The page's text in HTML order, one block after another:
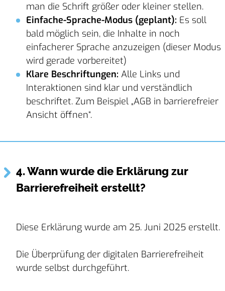
man die Schrift größer oder kleiner stellen.
Einfache-Sprache-Modus (geplant): Es soll
bald möglich sein, die Inhalte in noch
einfacherer Sprache anzuzeigen (dieser Modus
wird gerade vorbereitet)
Klare Beschriftungen: Alle Links und
Interaktionen sind klar und verständlich
beschriftet. Zum Beispiel „AGB in barrierefreier
Ansicht öffnen“.
4. Wann wurde die Erklärung zur
Barrierefreiheit erstellt?
Diese Erklärung wurde am 25. Juni 2025 erstellt.
Die Überprüfung der digitalen Barrierefreiheit
wurde selbst durchgeführt.